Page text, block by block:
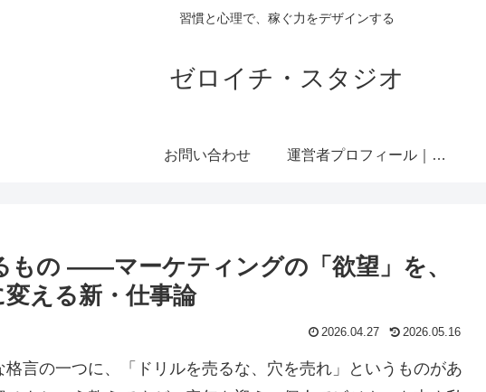
習慣と心理で、稼ぐ力をデザインする
ゼロイチ・スタジオ
お問い合わせ 運営者プロフィール｜ミライジュウ
もの ——マーケティングの「欲望」を、
える新・仕事論
2026.04.27 2026.05.16
言の一つに、「ドリルを売るな、穴を売れ」というものがあ